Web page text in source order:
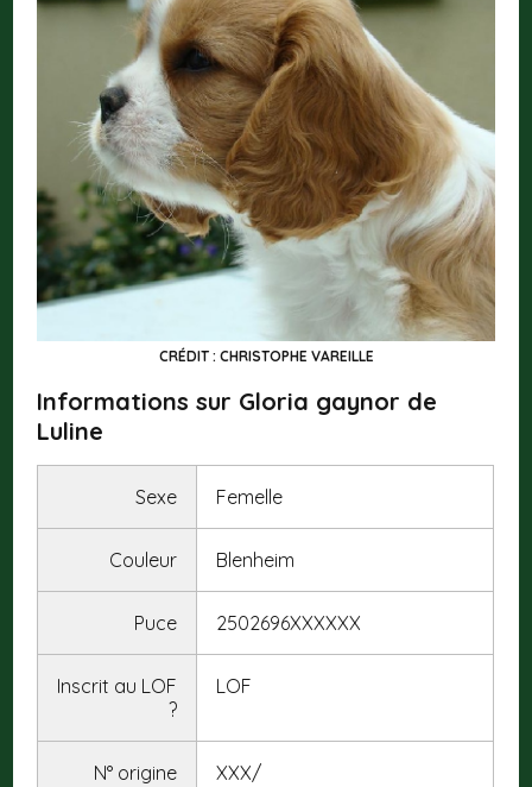
CRÉDIT : CHRISTOPHE VAREILLE
Informations sur Gloria gaynor de
Luline
Sexe Femelle
Couleur Blenheim
Puce 2502696XXXXXX
Inscrit au LOF
?
LOF
N° origine XXX/